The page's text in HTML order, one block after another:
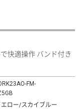
快適操作 バンド付き
FM-
ロー/スカイブルー